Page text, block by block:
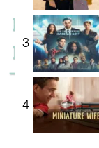
3
4